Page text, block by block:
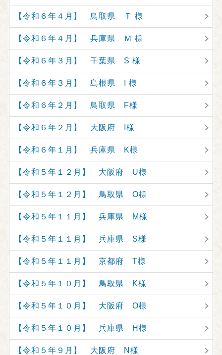
【令和６年４月】 鳥取県 Ｔ 様
【令和６年４月】 兵庫県 Ｍ 様
【令和６年３月】 千葉県 S 様
【令和６年３月】 島根県 I 様
【令和６年２月】 鳥取県 F様
【令和６年２月】 大阪府 I様
【令和６年１月】 兵庫県 K様
【令和５年１２月】 大阪府 U様
【令和５年１２月】 鳥取県 O様
【令和５年１１月】 兵庫県 M様
【令和５年１１月】 兵庫県 S様
【令和５年１１月】 京都府 T様
【令和５年１０月】 鳥取県 K様
【令和５年１０月】 大阪府 O様
【令和５年１０月】 兵庫県 H様
【令和５年９月】 大阪府 N様